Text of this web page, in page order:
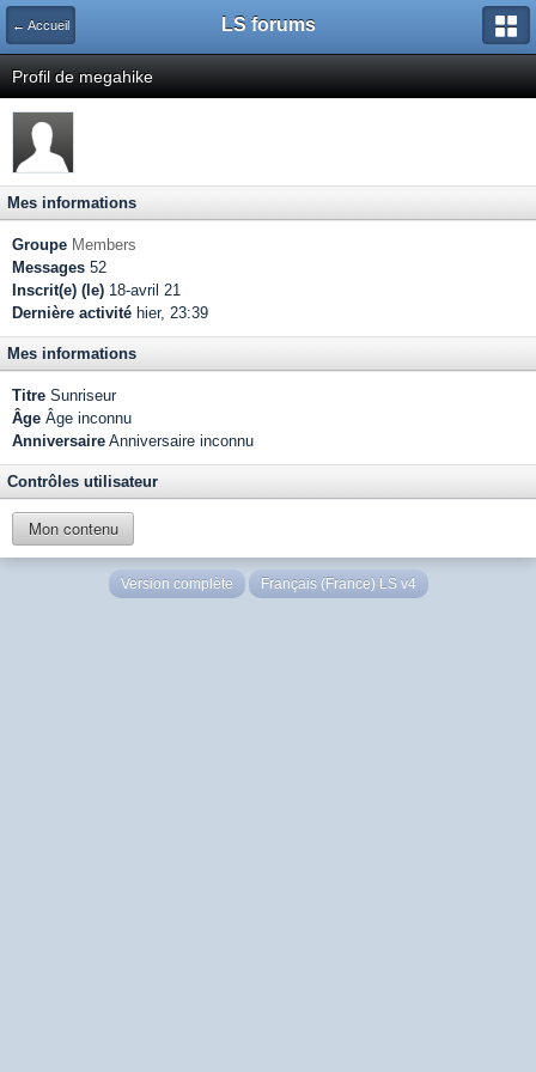
← Accueil LS forums
Profil de megahike
Mes informations
Groupe Members
Messages 52
Inscrit(e) (le) 18-avril 21
Dernière activité hier, 23:39
Mes informations
Titre Sunriseur
Âge Âge inconnu
Anniversaire Anniversaire inconnu
Contrôles utilisateur
Mon contenu
Version complète Français (France) LS v4